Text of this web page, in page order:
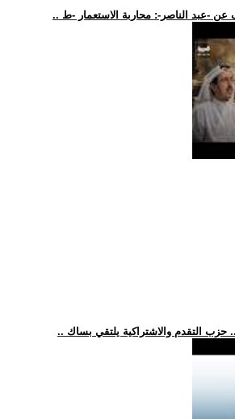
-عبد الناصر-: محاربة الاستعمار -ط
حزب التقدم والاشتراكية يلتقي بساك